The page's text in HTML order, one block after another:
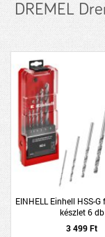
DREMEL
EINHELL Einhell HSS-
készlet 6 db
3 499 Ft